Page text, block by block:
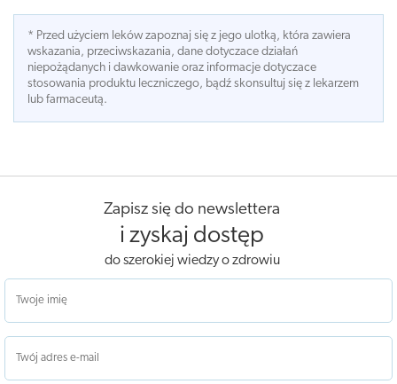
* Przed użyciem leków zapoznaj się z jego ulotką, która zawiera
wskazania, przeciwskazania, dane dotyczace działań
niepożądanych i dawkowanie oraz informacje dotyczace
stosowania produktu leczniczego, bądź skonsultuj się z lekarzem
lub farmaceutą.
Zapisz się do newslettera
i zyskaj dostęp
do szerokiej wiedzy o zdrowiu